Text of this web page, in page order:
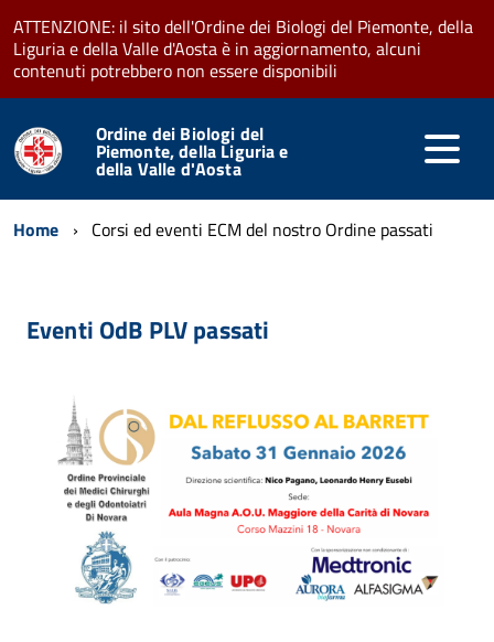
ATTENZIONE: il sito dell'Ordine dei Biologi del Piemonte, della
Liguria e della Valle d'Aosta è in aggiornamento, alcuni
contenuti potrebbero non essere disponibili
Ordine dei Biologi del
Piemonte, della Liguria e
della Valle d'Aosta
Home Corsi ed eventi ECM del nostro Ordine passati
Eventi OdB PLV passati